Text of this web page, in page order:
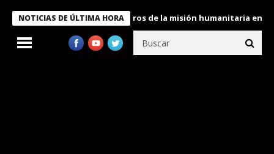
NOTICIAS DE ÚLTIMA HORA
condecora a miembros de la misión humanitaria enviada a